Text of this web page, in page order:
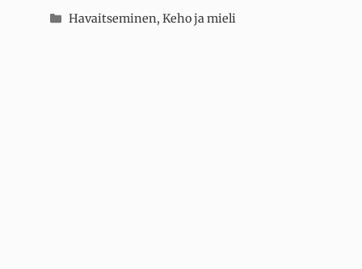
Kategoriat
Havaitseminen,Keho ja mieli